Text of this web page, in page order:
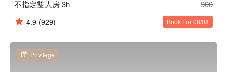
不指定雙人房 3h
900
4.9 (929) Book For 08/08
Privilege